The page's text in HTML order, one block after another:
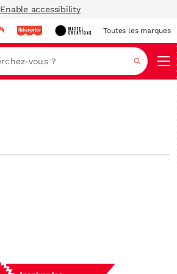
Enable accessibility
Toutes les marques